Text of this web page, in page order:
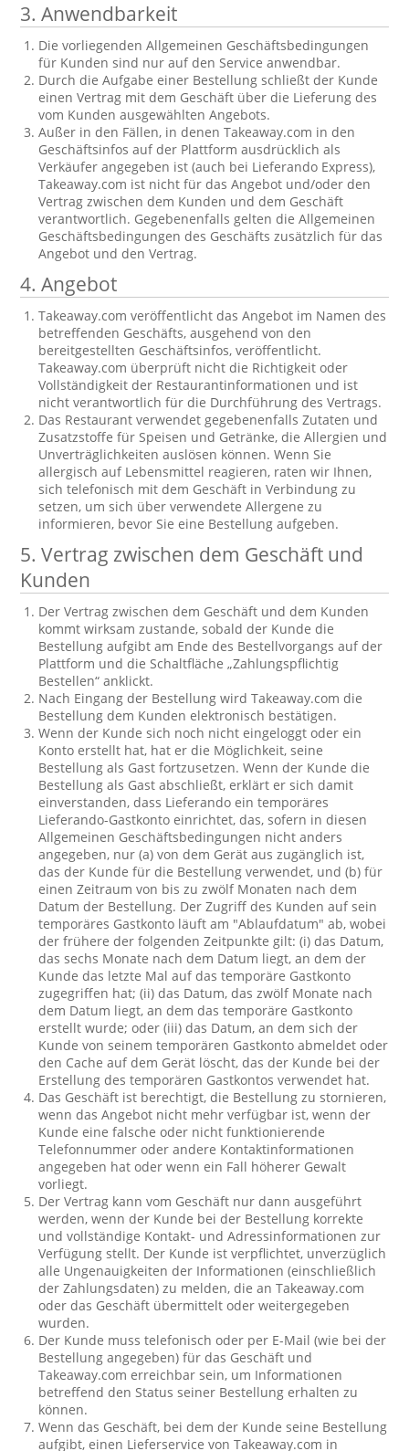
3. Anwendbarkeit
Die vorliegenden Allgemeinen Geschäftsbedingungen
für Kunden sind nur auf den Service anwendbar.
Durch die Aufgabe einer Bestellung schließt der Kunde
einen Vertrag mit dem Geschäft über die Lieferung des
vom Kunden ausgewählten Angebots.
Außer in den Fällen, in denen Takeaway.com in den
Geschäftsinfos auf der Plattform ausdrücklich als
Verkäufer angegeben ist (auch bei Lieferando Express),
Takeaway.com ist nicht für das Angebot und/oder den
Vertrag zwischen dem Kunden und dem Geschäft
verantwortlich. Gegebenenfalls gelten die Allgemeinen
Geschäftsbedingungen des Geschäfts zusätzlich für das
Angebot und den Vertrag.
4. Angebot
Takeaway.com veröffentlicht das Angebot im Namen des
betreffenden Geschäfts, ausgehend von den
bereitgestellten Geschäftsinfos, veröffentlicht.
Takeaway.com überprüft nicht die Richtigkeit oder
Vollständigkeit der Restaurantinformationen und ist
nicht verantwortlich für die Durchführung des Vertrags.
Das Restaurant verwendet gegebenenfalls Zutaten und
Zusatzstoffe für Speisen und Getränke, die Allergien und
Unverträglichkeiten auslösen können. Wenn Sie
allergisch auf Lebensmittel reagieren, raten wir Ihnen,
sich telefonisch mit dem Geschäft in Verbindung zu
setzen, um sich über verwendete Allergene zu
informieren, bevor Sie eine Bestellung aufgeben.
5. Vertrag zwischen dem Geschäft und
Kunden
Der Vertrag zwischen dem Geschäft und dem Kunden
kommt wirksam zustande, sobald der Kunde die
Bestellung aufgibt am Ende des Bestellvorgangs auf der
Plattform und die Schaltfläche „Zahlungspflichtig
Bestellen“ anklickt.
Nach Eingang der Bestellung wird Takeaway.com die
Bestellung dem Kunden elektronisch bestätigen.
Wenn der Kunde sich noch nicht eingeloggt oder ein
Konto erstellt hat, hat er die Möglichkeit, seine
Bestellung als Gast fortzusetzen. Wenn der Kunde die
Bestellung als Gast abschließt, erklärt er sich damit
einverstanden, dass Lieferando ein temporäres
Lieferando-Gastkonto einrichtet, das, sofern in diesen
Allgemeinen Geschäftsbedingungen nicht anders
angegeben, nur (a) von dem Gerät aus zugänglich ist,
das der Kunde für die Bestellung verwendet, und (b) für
einen Zeitraum von bis zu zwölf Monaten nach dem
Datum der Bestellung. Der Zugriff des Kunden auf sein
temporäres Gastkonto läuft am "Ablaufdatum" ab, wobei
der frühere der folgenden Zeitpunkte gilt: (i) das Datum,
das sechs Monate nach dem Datum liegt, an dem der
Kunde das letzte Mal auf das temporäre Gastkonto
zugegriffen hat; (ii) das Datum, das zwölf Monate nach
dem Datum liegt, an dem das temporäre Gastkonto
erstellt wurde; oder (iii) das Datum, an dem sich der
Kunde von seinem temporären Gastkonto abmeldet oder
den Cache auf dem Gerät löscht, das der Kunde bei der
Erstellung des temporären Gastkontos verwendet hat.
Das Geschäft ist berechtigt, die Bestellung zu stornieren,
wenn das Angebot nicht mehr verfügbar ist, wenn der
Kunde eine falsche oder nicht funktionierende
Telefonnummer oder andere Kontaktinformationen
angegeben hat oder wenn ein Fall höherer Gewalt
vorliegt.
Der Vertrag kann vom Geschäft nur dann ausgeführt
werden, wenn der Kunde bei der Bestellung korrekte
und vollständige Kontakt- und Adressinformationen zur
Verfügung stellt. Der Kunde ist verpflichtet, unverzüglich
alle Ungenauigkeiten der Informationen (einschließlich
der Zahlungsdaten) zu melden, die an Takeaway.com
oder das Geschäft übermittelt oder weitergegeben
wurden.
Der Kunde muss telefonisch oder per E-Mail (wie bei der
Bestellung angegeben) für das Geschäft und
Takeaway.com erreichbar sein, um Informationen
betreffend den Status seiner Bestellung erhalten zu
können.
Wenn das Geschäft, bei dem der Kunde seine Bestellung
aufgibt, einen Lieferservice von Takeaway.com in